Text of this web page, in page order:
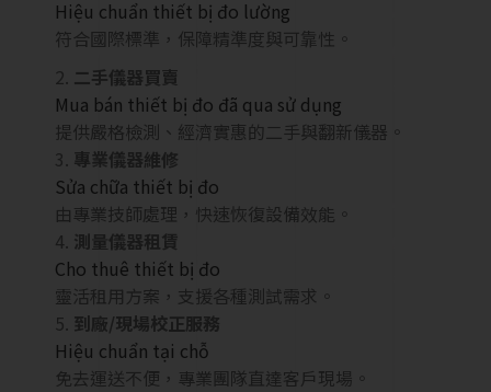
Hiệu chuẩn thiết bị đo lường
符合國際標準，保障精準度與可靠性。
二手儀器買賣
Mua bán thiết bị đo đã qua sử dụng
提供嚴格檢測、經濟實惠的二手與翻新儀器。
專業儀器維修
Sửa chữa thiết bị đo
由專業技師處理，快速恢復設備效能。
測量儀器租賃
Cho thuê thiết bị đo
靈活租用方案，支援各種測試需求。
到廠/現場校正服務
Hiệu chuẩn tại chỗ
免去運送不便，專業團隊直達客戶現場。